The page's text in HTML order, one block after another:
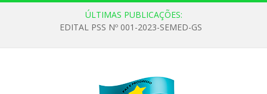
ÚLTIMAS PUBLICAÇÕES:
EDITAL PSS Nº 001-2023-SEMED-GS